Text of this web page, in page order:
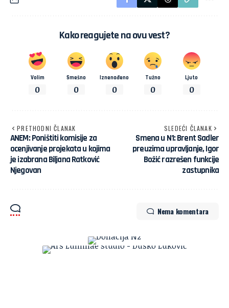
Kako reagujete na ovu vest?
Volim
0
Smešno
0
Iznenađeno
0
Tužno
0
Ljuto
0
PRETHODNI ČLANAK
ANEM: Poništiti komisije za
ocenjivanje projekata u kojima
je izabrana Biljana Ratković
Njegovan
SLEDEĆI ČLANAK
Smena u N1: Brent Sadler
preuzima upravljanje, Igor
Božić razrešen funkcije
zastupnika
Nema komentara